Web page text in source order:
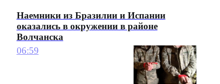
Наемники из Бразилии и Испании
оказались в окружении в районе
Волчанска
06:59